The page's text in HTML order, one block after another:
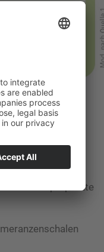
So können
Linderung
sowie
als Tee oder